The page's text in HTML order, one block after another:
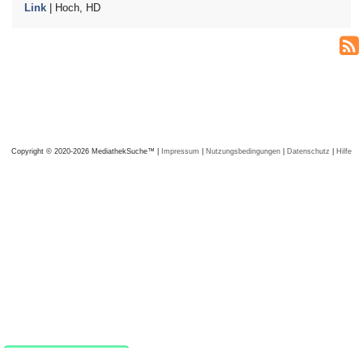
Link | Hoch, HD
Copyright © 2020-2026 MediathekSuche™ | Impressum | Nutzungsbedingungen | Datenschutz | Hilfe